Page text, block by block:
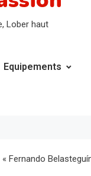
Lober haut
Equipements
« Fernando